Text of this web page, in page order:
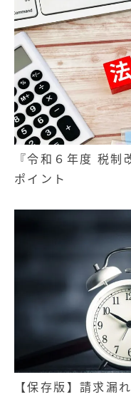
『令和６年度 税
ポイント
【保存版】請求漏